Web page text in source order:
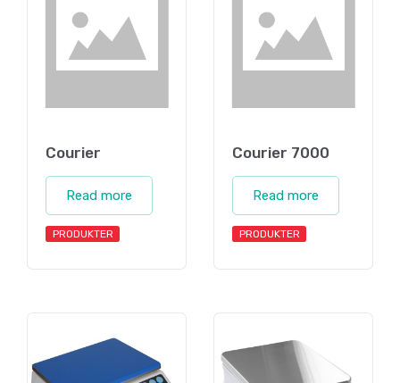
Courier
Read more
PRODUKTER
Courier 7000
Read more
PRODUKTER